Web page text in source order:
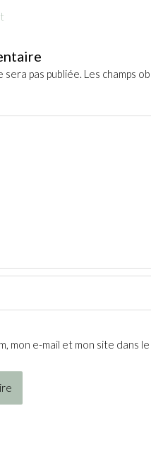
pas publiée. Les champs
mon e-mail et mon site dans